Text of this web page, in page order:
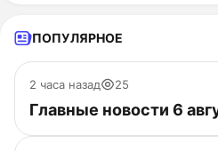
ПОПУЛЯРНОЕ
2 часа назад 25
Главные новости 6